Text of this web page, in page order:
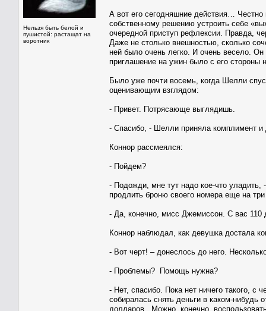
Нельзя быть белой и
пушистой: растащат на
воротник
А вот его сегодняшние действия… Честно
собственному решению устроить себе
очередной приступ рефлексии. Правда,
Даже не столько внешностью, сколько
ней было очень легко. И очень весело.
приглашение на ужин было с его стороны
Было уже почти восемь, когда Шелли
оценивающим взглядом:
- Привет. Потрясающе выглядишь.
- Спасибо, - Шелли приняла комплимент
Коннор рассмеялся:
- Пойдем?
- Подожди, мне тут надо кое-что уладить,
продлить броню своего номера еще на
- Да, конечно, мисс Джемиссон. С вас 110
Коннор наблюдал, как девушка достала
- Вот черт! – донеслось до него.
- Проблемы? Помощь нужна?
- Нет, спасибо. Пока нет ничего такого, с
собиралась снять деньги в каком-
долларов. Можно, конечно,